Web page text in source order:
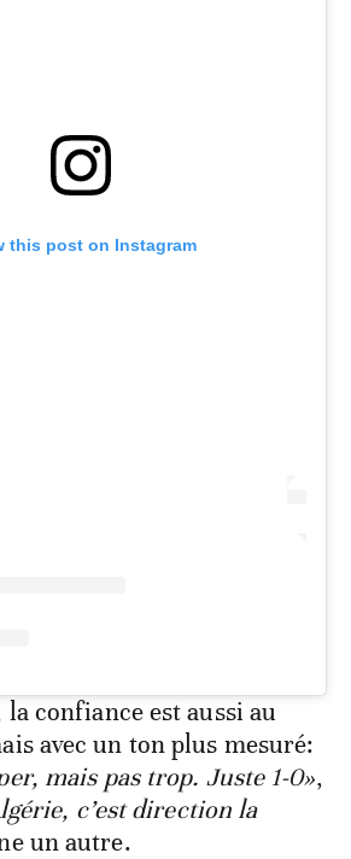
this post on Instagram
la confiance est aussi au
avec un ton plus mesuré:
mais pas trop. Juste 1-0»,
c’est direction la
un autre.